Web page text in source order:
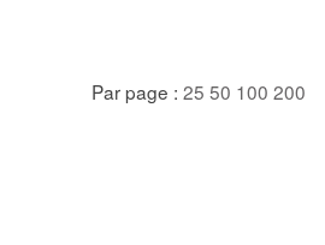
Par page : 25 50 100 200